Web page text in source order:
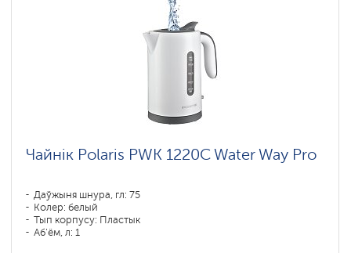
Чайнік Polaris PWK 1220C Water Way Pro
Даўжыня шнура, гл: 75
Колер: белый
Тып корпусу: Пластык
Аб'ём, л: 1